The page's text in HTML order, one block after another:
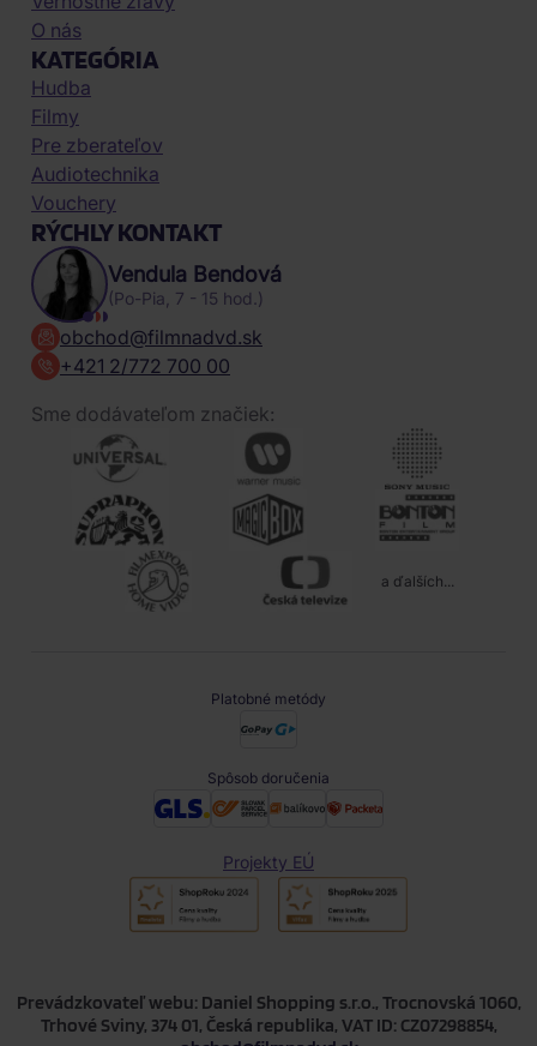
O nás
KATEGÓRIA
Hudba
Filmy
Pre zberateľov
Audiotechnika
Vouchery
RÝCHLY KONTAKT
Vendula Bendová
(Po-Pia, 7 - 15 hod.)
obchod@filmnadvd.sk
+421 2/772 700 00
Sme dodávateľom značiek:
a ďalších...
Platobné metódy
Spôsob doručenia
Projekty EÚ
Prevádzkovateľ webu: Daniel Shopping s.r.o., Trocnovská 1060,
Trhové Sviny, 374 01, Česká republika, VAT ID: CZ07298854,